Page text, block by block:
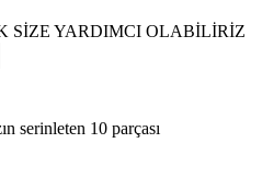
SİZE YARDIMCI OLABİLİRİZ
serinleten 10 parçası